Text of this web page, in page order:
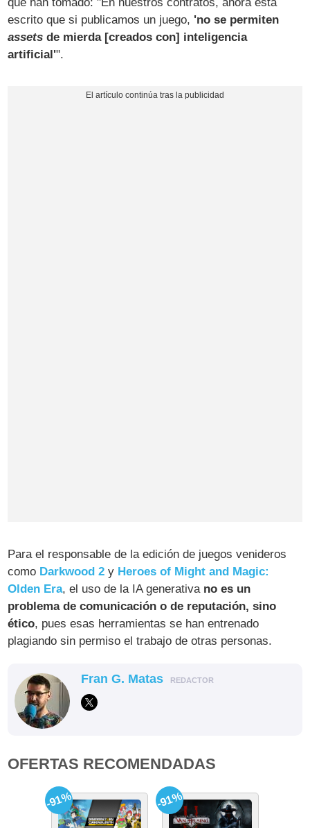
escrito que si publicamos un juego, 'no se permiten
assets de mierda [creados con] inteligencia
artificial'".
Para el responsable de la edición de juegos venideros
como Darkwood 2 y Heroes of Might and Magic:
Olden Era, el uso de la IA generativa no es un
problema de comunicación o de reputación, sino
ético, pues esas herramientas se han entrenado
plagiando sin permiso el trabajo de otras personas.
Fran G. Matas REDACTOR
OFERTAS RECOMENDADAS
-91% -91%